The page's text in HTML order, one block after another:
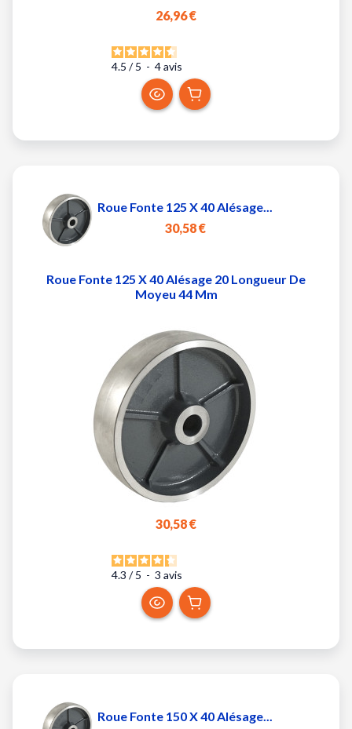
26,96 €
4.5 / 5 - 4avis
Roue Fonte 125 X 40 Alésage...
30,58 €
Roue Fonte 125 X 40 Alésage 20 Longueur De
Moyeu 44 Mm
30,58 €
4.3 / 5 - 3 avis
Roue Fonte 150 X 40 Alésage...